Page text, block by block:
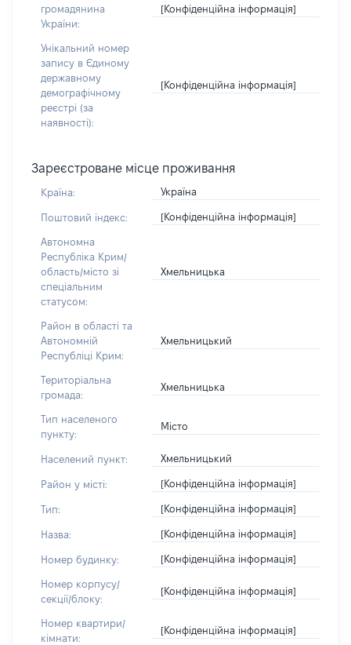
громадянина
України:
[Конфіденційна інформація]
Унікальний номер
запису в Єдиному
державному
демографічному
реєстрі (за
наявності):
[Конфіденційна інформація]
Зареєстроване місце проживання
Країна: Україна
Поштовий індекс: [Конфіденційна інформація]
Автономна
Республіка Крим/
область/місто зі
спеціальним
статусом:
Хмельницька
Район в області та
Автономній
Республіці Крим:
Хмельницький
Територіальна
громада:
Хмельницька
Тип населеного
пункту:
Місто
Населений пункт: Хмельницький
Район у місті: [Конфіденційна інформація]
Тип: [Конфіденційна інформація]
Назва: [Конфіденційна інформація]
Номер будинку: [Конфіденційна інформація]
Номер корпусу/
секції/блоку:
[Конфіденційна інформація]
Номер квартири/
кімнати:
[Конфіденційна інформація]